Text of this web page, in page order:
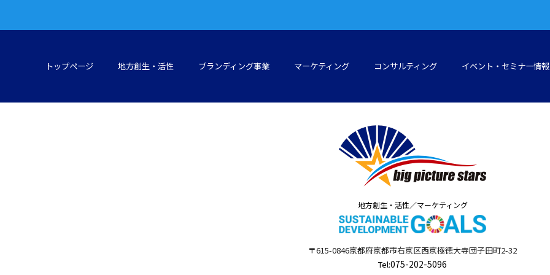
トップページ 地方創生・活性 ブランディング事業 マーケティング コンサルティング イベント・セミナー情報
地方創生・活性／マーケティング
〒615-0846京都府京都市右京区西京極徳大寺団子田町2-32
Tel:075-202-5096